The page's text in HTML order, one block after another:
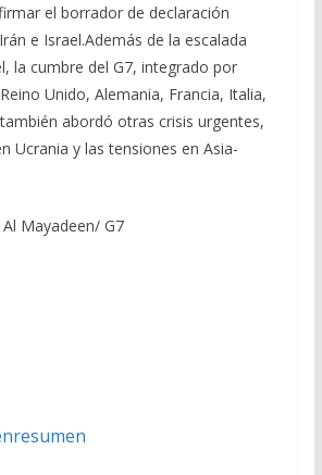
el borrador de declaración
e Israel.Además de la escalada
la cumbre del G7, integrado por
Unido, Alemania, Francia, Italia,
abordó otras crisis urgentes,
Ucrania y las tensiones en Asia-
Mayadeen/ G7